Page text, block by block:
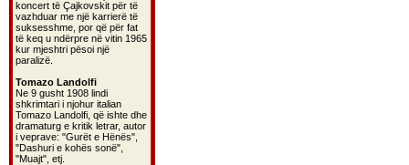
koncert të Çajkovskit për të
vazhduar me një karrierë të
suksesshme, por që për fat
të keq u ndërpre në vitin 1965
kur mjeshtri pësoi një
paralizë.
Tomazo Landolfi
Ne 9 gusht 1908 lindi
shkrimtari i njohur italian
Tomazo Landolfi, që ishte dhe
dramaturg e kritik letrar, autor
i veprave: "Gurët e Hënës",
"Dashuri e kohës sonë",
"Muajt", etj.